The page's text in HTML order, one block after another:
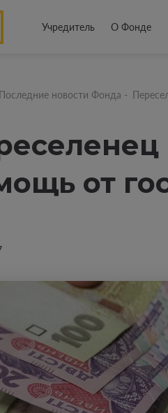
Учредитель О Фонде
Последние новости Фонда -
от